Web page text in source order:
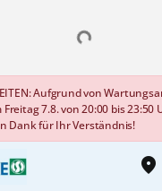
Aufgrund von
Freitag 7.8. von 20:00 bis 23:50
Dank für Ihr Verständnis!
place